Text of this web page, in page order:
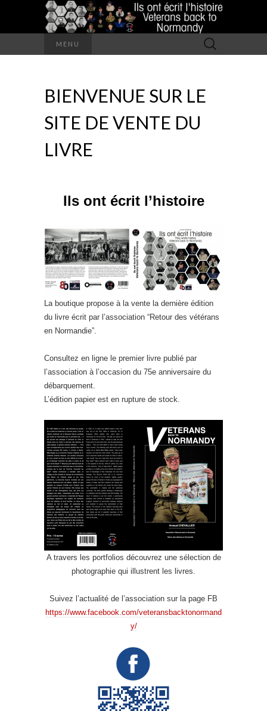
MENU Rechercher :
BIENVENUE SUR LE
SITE DE VENTE DU
LIVRE
Ils ont écrit l’histoire
La boutique propose à la vente la dernière édition
du livre écrit par l’association “Retour des vétérans
en Normandie”.
Consultez en ligne le premier livre publié par
l’association à l’occasion du 75e anniversaire du
débarquement.
L’édition papier est en rupture de stock.
A travers les portfolios découvrez une sélection de
photographie qui illustrent les livres.
Suivez l’actualité de l’association sur la page FB
https://www.facebook.com/veteransbacktonormand
y/